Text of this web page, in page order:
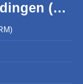
Rijinstructeur Opleidingen (WRM)